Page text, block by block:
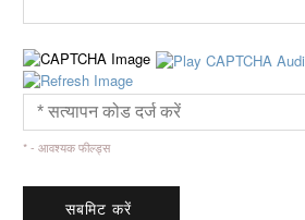
* - आवश्यक फील्ड्स